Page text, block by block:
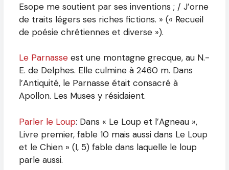
Esope me soutient par ses inventions ; / J’orne
de traits légers ses riches fictions. » (« Recueil
de poésie chrétiennes et diverse »).
Le Parnasse est une montagne grecque, au N.-
E. de Delphes. Elle culmine à 2460 m. Dans
l’Antiquité, le Parnasse était consacré à
Apollon. Les Muses y résidaient.
Parler le Loup: Dans « Le Loup et l’Agneau »,
Livre premier, fable 10 mais aussi dans Le Loup
et le Chien » (I, 5) fable dans laquelle le loup
parle aussi.